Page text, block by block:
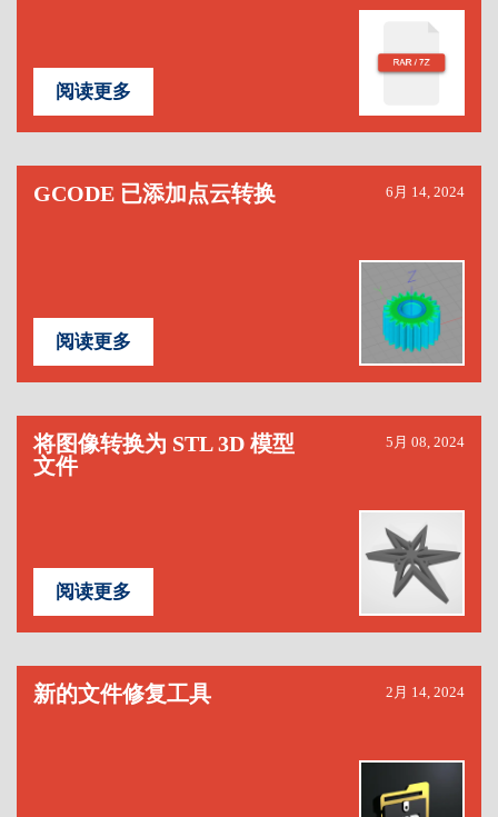
阅读更多
GCODE 已添加点云转换 6月 14, 2024
阅读更多
将图像转换为 STL 3D 模型
文件
5月 08, 2024
阅读更多
新的文件修复工具 2月 14, 2024